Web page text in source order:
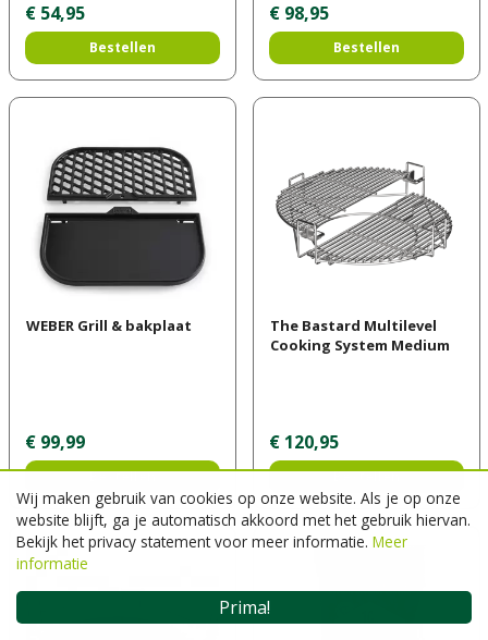
€ 54,95
Bestellen
€ 98,95
Bestellen
WEBER Grill & bakplaat
€ 99,99
Bestellen
The Bastard Multilevel
Cooking System Medium
€ 120,95
Bestellen
Prima!
Wij maken gebruik van cookies op onze website. Als je op onze
website blijft, ga je automatisch akkoord met het gebruik hiervan.
Bekijk het privacy statement voor meer informatie. Meer
informatie